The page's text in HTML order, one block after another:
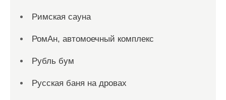
Римская сауна
РомАн, автомоечный комплекс
Рубль бум
Русская баня на дровах